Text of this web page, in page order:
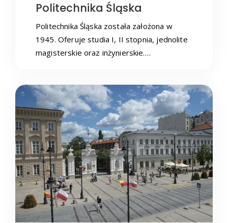
Politechnika Śląska
Politechnika Śląska została założona w
1945. Oferuje studia I, II stopnia, jednolite
magisterskie oraz inżynierskie.…